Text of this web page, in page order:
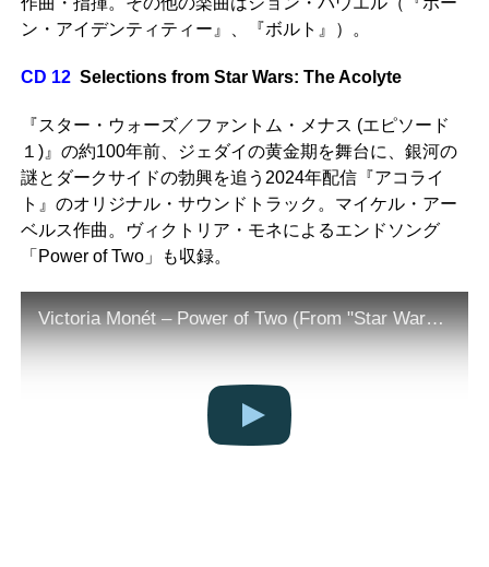
ン・アイデンティティー』、『ボルト』）。
CD 12Selections from Star Wars: The Acolyte
『スター・ウォーズ／ファントム・メナス (エピソード
１)』の約100年前、ジェダイの黄金期を舞台に、銀河の
謎とダークサイドの勃興を追う2024年配信『アコライ
ト』のオリジナル・サウンドトラック。マイケル・アー
ベルス作曲。ヴィクトリア・モネによるエンドソング
「Power of Two」も収録。
Victoria Monét – Power of Two (From "Star Wars: The Acolyte"/Visualizer Video)